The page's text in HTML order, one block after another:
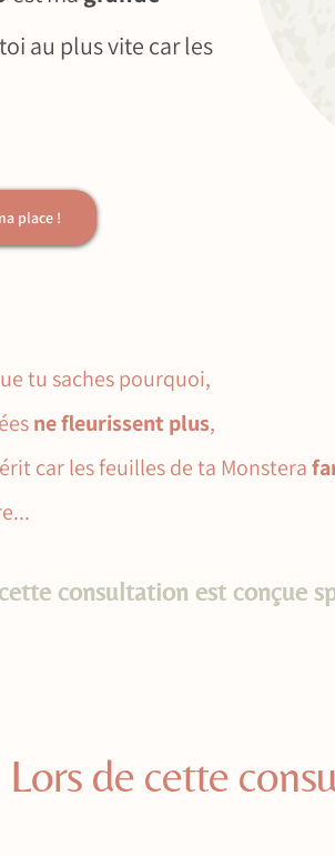
au plus vite car les
place !
tu saches pourquoi,
ne fleurissent plus,
car les feuilles de ta Monstera
consultation est conçue
Lors de cette